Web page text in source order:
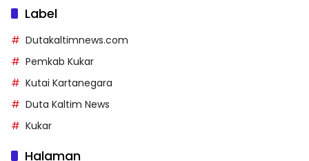
Label
Dutakaltimnews.com
Pemkab Kukar
Kutai Kartanegara
Duta Kaltim News
Kukar
Halaman